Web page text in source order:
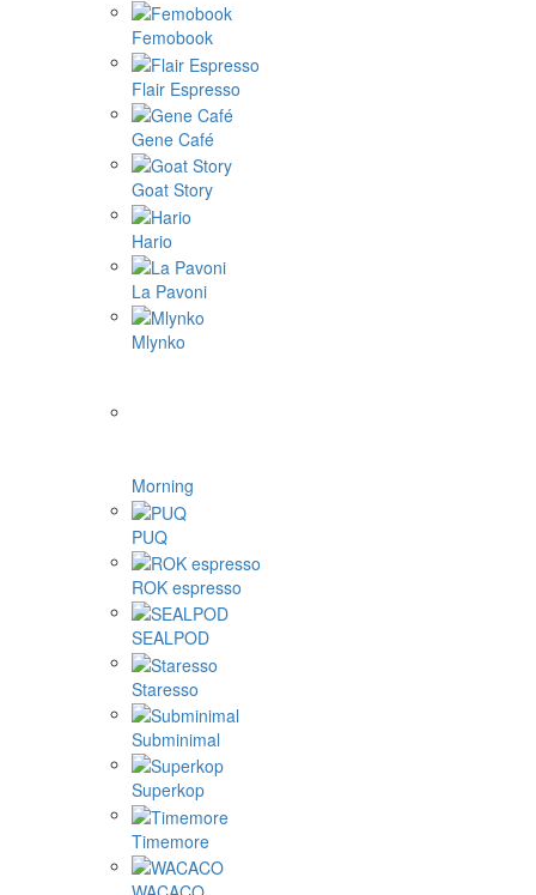
Femobook
Flair Espresso
Gene Café
Goat Story
Hario
La Pavoni
Mlynko
Morning
PUQ
ROK espresso
SEALPOD
Staresso
Subminimal
Superkop
Timemore